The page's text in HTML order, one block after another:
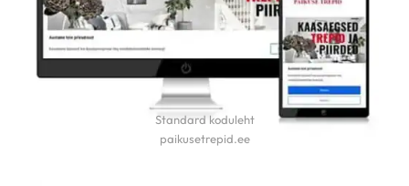
Standard koduleht
paikusetrepid.ee